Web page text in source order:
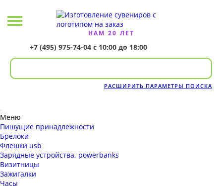
НАМ 20 ЛЕТ
+7 (495) 975-74-04 с 10:00 до 18:00
РАСШИРИТЬ ПАРАМЕТРЫ ПОИСКА
Меню
Пишущие принадлежности
Брелоки
Флешки usb
Зарядные устройства, powerbanks
Визитницы
Зажигалки
Часы